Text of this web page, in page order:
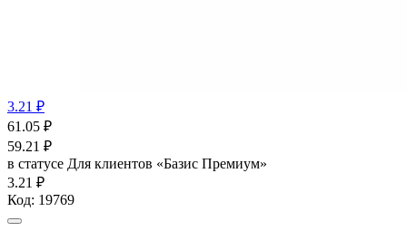
3.21 ₽
61.05 ₽
59.21 ₽
в статусе Для клиентов «Базис Премиум»
3.21 ₽
Код: 19769